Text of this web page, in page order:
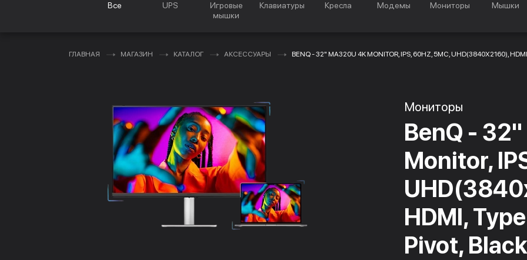
Все UPS
Игровые
мышки
Клавиатуры Кресла Модемы Мониторы Мышки
ГЛАВНАЯ МАГАЗИН КАТАЛОГ АКСЕССУАРЫ BENQ - 32" MA320U 4K MONITOR, IPS, 60HZ, 5MC, UHD(3840X2160),
Мониторы
BenQ -
Monitor,
HDMI,
Pivot, Black